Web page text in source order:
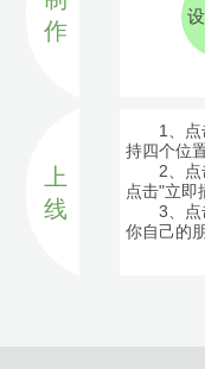
作
上
线
1、
持四个位
2、
点击"立即
3、点
你自己的